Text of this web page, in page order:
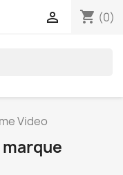
shopping_cart (0)

Video